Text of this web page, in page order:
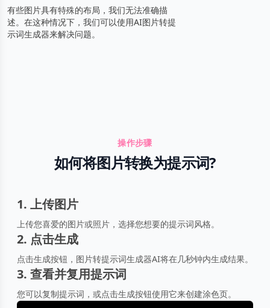
有些图片具有特殊的布局，我们无法准确描
述。在这种情况下，我们可以使用AI图片转提
示词生成器来解决问题。
操作步骤
如何将图片转换为提示词?
1. 上传图片
上传您喜爱的图片或照片，选择您想要的提示词风格。
2. 点击生成
点击生成按钮，图片转提示词生成器AI将在几秒钟内生成结果。
3. 查看并复用提示词
您可以复制提示词，或点击生成按钮使用它来创建涂色页。